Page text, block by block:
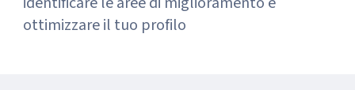
ottimizzare il tuo profilo